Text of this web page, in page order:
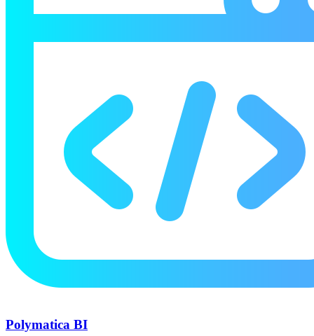
Polymatica BI